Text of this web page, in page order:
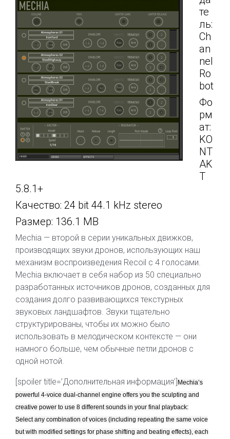
те
ль:
Ch
an
nel
Ro
bot
Фо
рм
ат:
KO
NT
AK
T
5.8.1+
Качество: 24 bit 44.1 kHz stereo
Размер: 136.1 MB
Mechia — второй в серии уникальных движков,
производящих звуки дронов, использующих наш
механизм воспроизведения Recoil с 4 голосами.
Mechia включает в себя набор из 50 специально
разработанных источников дронов, созданных для
создания долго развивающихся текстурных
звуковых ландшафтов. Звуки тщательно
структурированы, чтобы их можно было
использовать в мелодическом контексте — они
намного больше, чем обычные петли дронов с
одной нотой.
[spoiler title=’Дополнительная информация’] Mechia’s
powerful 4-voice dual-channel engine offers you the sculpting and
creative power to use 8 different sounds in your final playback:
Select any combination of voices (including repeating the same voice
but with modified settings for phase shifting and beating effects), each